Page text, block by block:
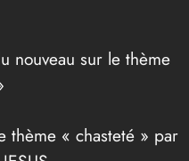
nouveau sur le thème
thème « chasteté » par